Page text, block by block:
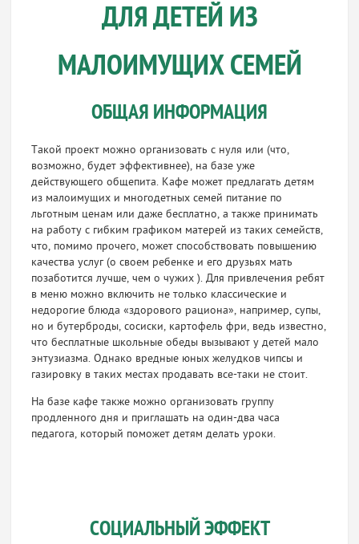
ДЛЯ ДЕТЕЙ ИЗ
МАЛОИМУЩИХ СЕМЕЙ
ОБЩАЯ ИНФОРМАЦИЯ
Такой проект можно организовать с нуля или (что,
возможно, будет эффективнее), на базе уже
действующего общепита. Кафе может предлагать детям
из малоимущих и многодетных семей питание по
льготным ценам или даже бесплатно, а также принимать
на работу с гибким графиком матерей из таких семейств,
что, помимо прочего, может способствовать повышению
качества услуг (о своем ребенке и его друзьях мать
позаботится лучше, чем о чужих ). Для привлечения ребят
в меню можно включить не только классические и
недорогие блюда «здорового рациона», например, супы,
но и бутерброды, сосиски, картофель фри, ведь известно,
что бесплатные школьные обеды вызывают у детей мало
энтузиазма. Однако вредные юных желудков чипсы и
газировку в таких местах продавать все-таки не стоит.
На базе кафе также можно организовать группу
продленного дня и приглашать на один-два часа
педагога, который поможет детям делать уроки.
СОЦИАЛЬНЫЙ ЭФФЕКТ